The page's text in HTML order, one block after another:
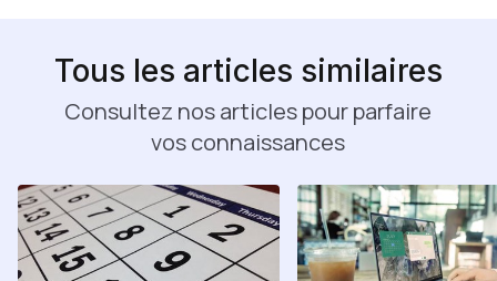
Tous les articles similaires
Consultez nos articles pour parfaire
vos connaissances